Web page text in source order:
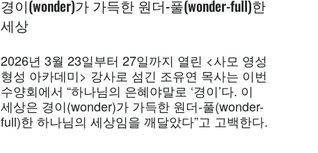
경이(wonder)가 가득한 원더-풀(wonder-full)한
세상
2026년 3월 23일부터 27일까지 열린 <사모 영성
형성 아카데미> 강사로 섬긴 조유연 목사는 이번
수양회에서 “하나님의 은혜야말로 ‘경이’다. 이
세상은 경이(wonder)가 가득한 원더-풀(wonder-
full)한 하나님의 세상임을 깨달았다”고 고백한다.